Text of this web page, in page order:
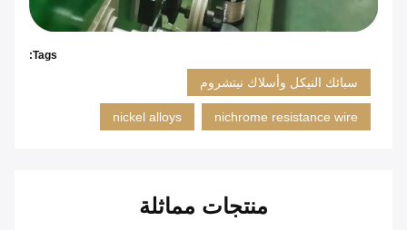
Tags:
سبائك النيكل وأسلاك نيتشروم
nichrome resistance wire
nickel alloys
منتجات مماثلة